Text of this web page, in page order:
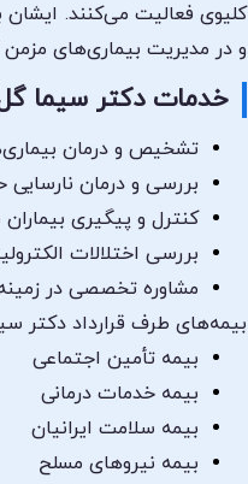
کلیوی فعالیت می‌کنند. ایشان
و در مدیریت بیماری‌های
خدمات دکتر سیما
تشخیص و درمان
بررسی و درمان نارسایی
کنترل و پیگیری
بررسی اختلالات
مشاوره تخصصی در
بیمه‌های طرف قرارداد دکتر
بیمه تأمین اجتماعی
بیمه خدمات درمانی
بیمه سلامت ایرانیان
بیمه نیروهای مسلح